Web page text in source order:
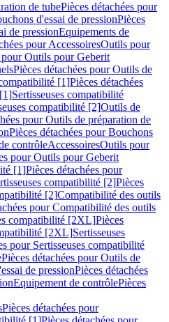
de tubePièces détachées pour
d'essai de pressionPièces
de pressionEquipements de
pour AccessoiresOutils pour
pour Outils pour Geberit
Pièces détachées pour Outils de
[1]Pièces détachées
Sertisseuses compatibilité
compatibilité [2]Outils de
pour Outils de préparation de
Pièces détachées pour Bouchons
contrôleAccessoiresOutils pour
pour Outils pour Geberit
[1]Pièces détachées pour
compatibilité [2]Pièces
[2]Compatibilité des outils
pour Compatibilité des outils
compatibilité [2XL]Pièces
[2XL]Sertisseuses
pour Sertisseuses compatibilité
Pièces détachées pour Outils de
de pressionPièces détachées
Equipement de contrôlePièces
Pièces détachées pour